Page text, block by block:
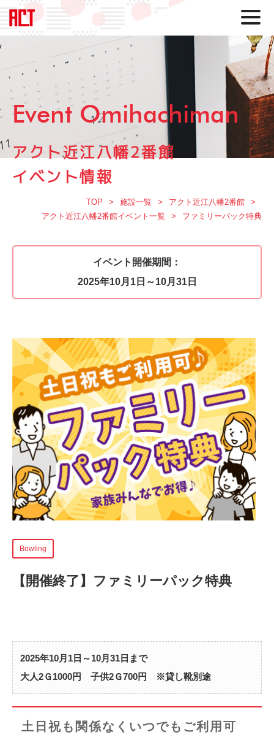
Event Omihachiman
アクト近江八幡2番館
イベント情報
TOP 施設一覧
アクト近江八幡2番館
アクト近江八幡2番館イベント一覧
ファミリーパック特典
イベント開催期間：
2025年10月1日～10月31日
Bowling
【開催終了】 ファミリーパック特典
2025年10月1日～10月31日まで
大人2Ｇ1000円 子供2Ｇ700円 ※貸し靴別途
土日祝も関係なくいつでもご利用可